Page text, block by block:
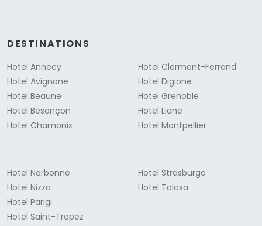
DESTINATIONS
Hotel Annecy
Hotel Avignone
Hotel Beaune
Hotel Besançon
Hotel Chamonix
Hotel Clermont-Ferrand
Hotel Digione
Hotel Grenoble
Hotel Lione
Hotel Montpellier
Hotel Narbonne
Hotel Nizza
Hotel Parigi
Hotel Saint-Tropez
Hotel Strasburgo
Hotel Tolosa